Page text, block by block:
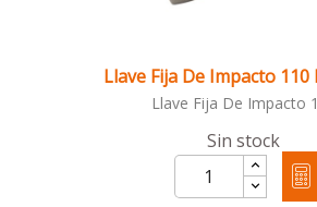
Llave Fija De Impacto 110
Llave Fija De Impacto
Sin stock